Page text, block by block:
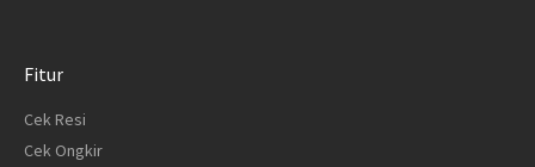
Fitur
Cek Resi
Cek Ongkir